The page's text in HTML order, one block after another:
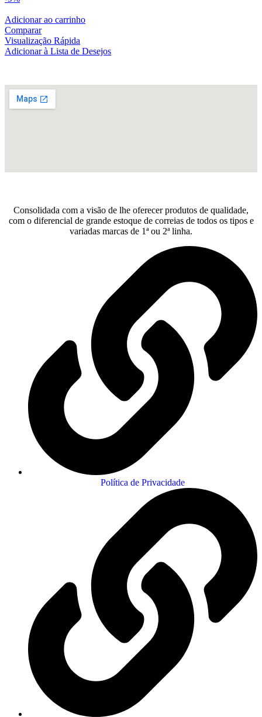
Adicionar ao carrinho
Comparar
Visualização Rápida
Adicionar à Lista de Desejos
Consolidada com a visão de lhe oferecer produtos de qualidade,
com o diferencial de grande estoque de correias de todos os tipos e
variadas marcas de 1ª ou 2ª linha.
Política de Privacidade